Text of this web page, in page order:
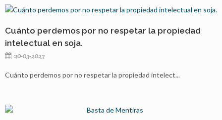
Cuánto perdemos por no respetar la propiedad
intelectual en soja.
20-03-2023
Cuánto perdemos por no respetar la propiedad intelect...